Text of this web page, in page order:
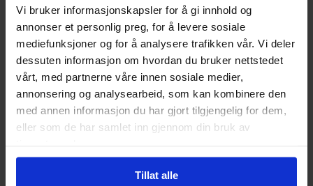
Vi bruker informasjonskapsler for å gi innhold og
annonser et personlig preg, for å levere sosiale
mediefunksjoner og for å analysere trafikken vår. Vi deler
dessuten informasjon om hvordan du bruker nettstedet
vårt, med partnerne våre innen sosiale medier,
annonsering og analysearbeid, som kan kombinere den
med annen informasjon du har gjort tilgjengelig for dem,
eller som de har samlet inn gjennom din bruk av
Tillat alle
Format
Paperback
Serie
Dceased
Forfattere
Tom Taylorog Trevor
Hairsine
Sjanger
Horror og Grøss,Science-
FictionogSuperhelt